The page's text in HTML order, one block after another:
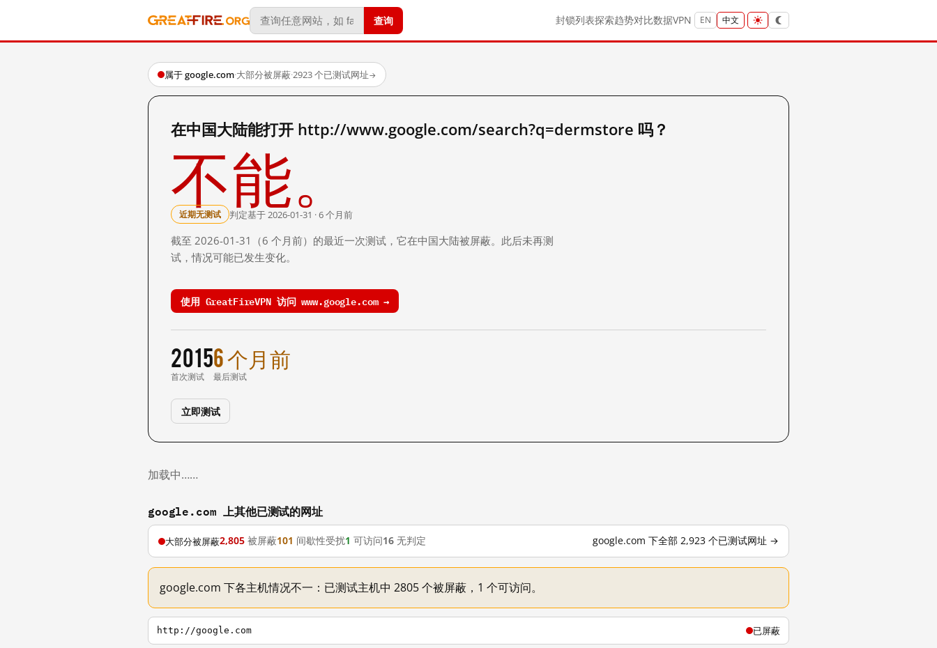
查询 封锁列表探索趋势对比数据VPN EN 中文
属于 google.com·大部分被屏蔽·2923 个已测试网址→
在中国大陆能打开 http://www.google.com/search?q=dermstore 吗？
不能。
近期无测试 判定基于 2026-01-31 · 6 个月前
截至 2026-01-31（6 个月前）的最近一次测试，它在中国大陆被屏蔽。此后未再测
试，情况可能已发生变化。
使用 GreatFireVPN 访问 www.google.com →
2015
首次测试
6 个月前
最后测试
立即测试
加载中……
google.com 上其他已测试的网址
大部分被屏蔽2,805 被屏蔽101 间歇性受扰1 可访问16 无判定 google.com 下全部 2,923 个已测试网址 →
google.com 下各主机情况不一：已测试主机中 2805 个被屏蔽，1 个可访问。
http://google.com 已屏蔽